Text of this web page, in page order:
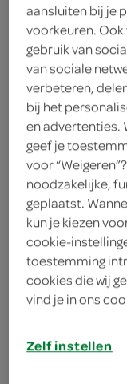
8 stuks
Powerking
2.
05
8 Stuks
Let op:
producten,
verwerkt in de
aansluiten bij je
voorkeuren.
gebruik van
van sociale
verbeteren,
bij het
en advertenties.
geef je
voor
noodzakelijke,
geplaatst.
kun je kiezen
cookie-
toestemming
cookies die wij
vind je in ons
Zelf instellen